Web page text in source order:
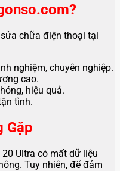
chữa điện thoại tại
nghiệm, chuyên nghiệp.
cao.
hiệu quả.
tình.
Gặp
Ultra có mất dữ liệu
Tuy nhiên, để đảm